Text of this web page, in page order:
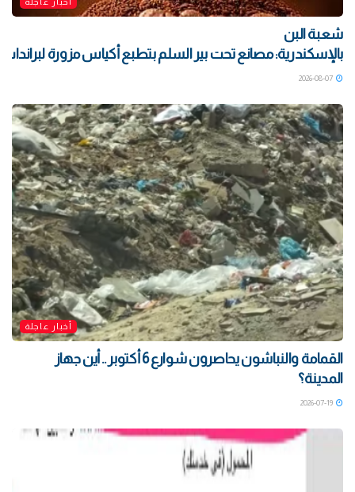
شعبة البن
بالإسكندرية: مصانع تحت بير السلم بتطبع أكياس مزورة لبراندات
أخبار عاجلة
القمامة والنباشون يحاصرون شوارع 6 أكتوبر .. أين جهاز
المدينة؟